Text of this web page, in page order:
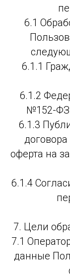
6.1
6.1.1
6.1.2
№152-ФЗ
6.1.3
оферта на
6.1.4
7. Цели
7.1
данные